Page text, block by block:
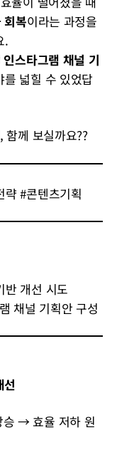
복이라는 과정을
.
인스타그램 채널 기
넓힐 수 있었답
함께 보실까요??
략 #콘텐츠기획
반 개선 시도
채널 기획안 구성
승 → 효율 저하 원